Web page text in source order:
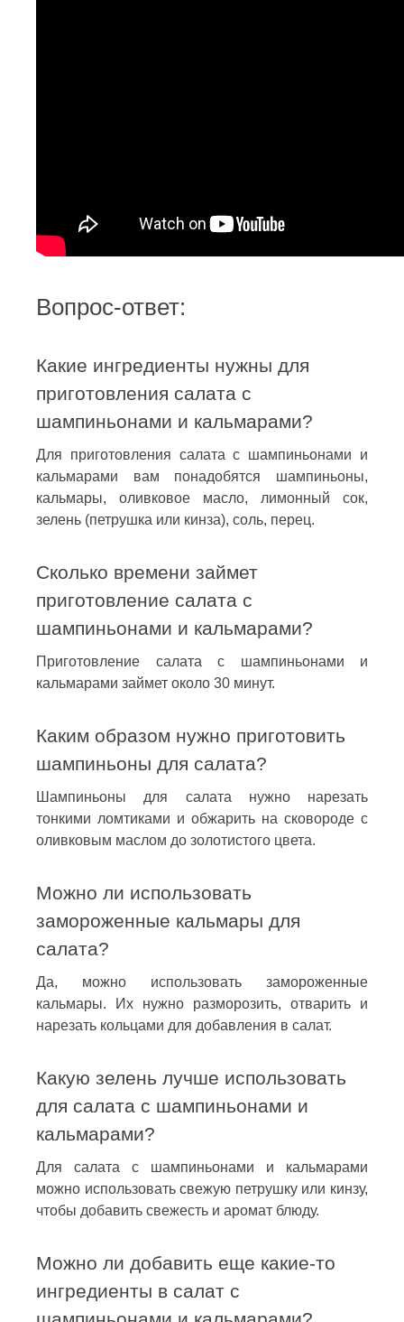
Вопрос-ответ:
Какие ингредиенты нужны для
приготовления салата с
шампиньонами и кальмарами?
Для приготовления салата с шампиньонами и
кальмарами вам понадобятся шампиньоны,
кальмары, оливковое масло, лимонный сок,
зелень (петрушка или кинза), соль, перец.
Сколько времени займет
приготовление салата с
шампиньонами и кальмарами?
Приготовление салата с шампиньонами и
кальмарами займет около 30 минут.
Каким образом нужно приготовить
шампиньоны для салата?
Шампиньоны для салата нужно нарезать
тонкими ломтиками и обжарить на сковороде с
оливковым маслом до золотистого цвета.
Можно ли использовать
замороженные кальмары для
салата?
Да, можно использовать замороженные
кальмары. Их нужно разморозить, отварить и
нарезать кольцами для добавления в салат.
Какую зелень лучше использовать
для салата с шампиньонами и
кальмарами?
Для салата с шампиньонами и кальмарами
можно использовать свежую петрушку или кинзу,
чтобы добавить свежесть и аромат блюду.
Можно ли добавить еще какие-то
ингредиенты в салат с